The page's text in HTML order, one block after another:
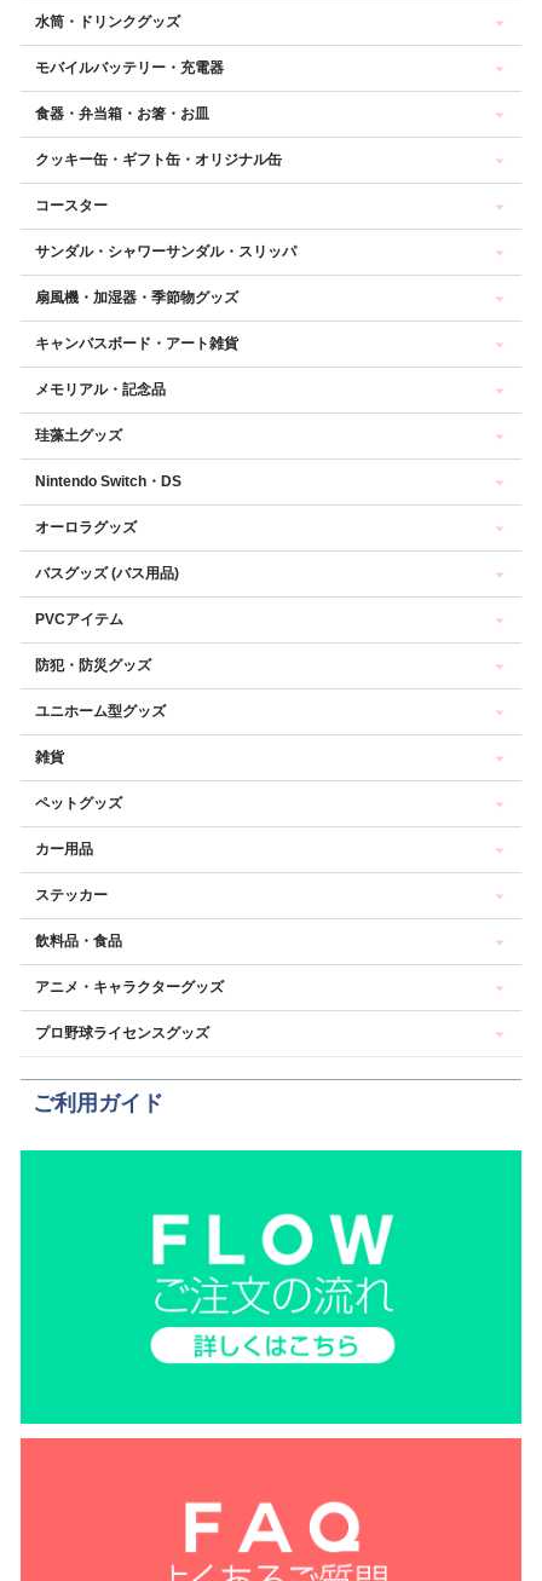
水筒・ドリンクグッズ
モバイルバッテリー・充電器
食器・弁当箱・お箸・お皿
クッキー缶・ギフト缶・オリジナル缶
コースター
サンダル・シャワーサンダル・スリッパ
扇風機・加湿器・季節物グッズ
キャンバスボード・アート雑貨
メモリアル・記念品
珪藻土グッズ
Nintendo Switch・DS
オーロラグッズ
バスグッズ (バス用品)
PVCアイテム
防犯・防災グッズ
ユニホーム型グッズ
雑貨
ペットグッズ
カー用品
ステッカー
飲料品・食品
アニメ・キャラクターグッズ
プロ野球ライセンスグッズ
ご利用ガイド